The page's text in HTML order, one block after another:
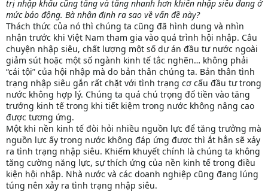
trị nhập khẩu cũng tăng và tăng nhanh hơn khiến nhập siêu đang ở
mức báo động. Bà nhận định ra sao về vấn đề này?
Thách thức của nó thì chúng ta cũng đã hình dung và nhìn
nhận trước khi Việt Nam tham gia vào quá trình hội nhập. Câu
chuyện nhập siêu, chất lượng một số dự án đầu tư nước ngoài
giảm sút hoặc một số ngành kinh tế tắc nghẽn… không phải
“cái tội” của hội nhập mà do bản thân chúng ta. Bản thân tình
trạng nhập siêu gắn rất chặt với tình trạng cơ cấu đầu tư trong
nước không hợp lý. Chúng ta quá chú trọng đổ tiền vào tăng
trưởng kinh tế trong khi tiết kiệm trong nước không nâng cao
được tương ứng.
Một khi nền kinh tế đòi hỏi nhiều nguồn lực để tăng trưởng mà
nguồn lực ấy trong nước không đáp ứng được thì ắt hẳn sẽ xảy
ra tình trạng nhập siêu. Khiếm khuyết chính là chúng ta không
tăng cường năng lực, sự thích ứng của nền kinh tế trong điều
kiện hội nhập. Nhà nước và các doanh nghiệp cũng đang lúng
túng nên xảy ra tình trạng nhập siêu.